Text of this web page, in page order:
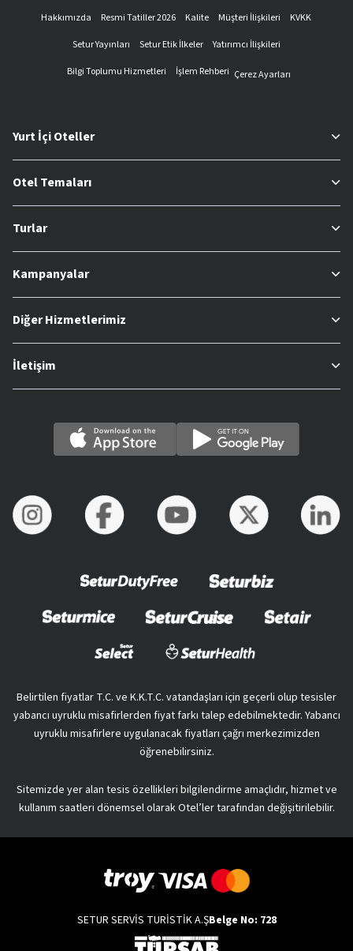
Hakkımızda Resmi Tatiller 2026 Kalite Müşteri İlişkileri
KVKK
Setur Yayınları
Setur Etik İlkeler
Yatırımcı İlişkileri
Bilgi Toplumu Hizmetleri
İşlem Rehberi Çerez Ayarları
Yurt İçi Oteller
Otel Temaları
Turlar
Kampanyalar
Diğer Hizmetlerimiz
İletişim
Belirtilen fiyatlar T.C. ve K.K.T.C. vatandaşları için geçerli olup tesisler
yabancı uyruklu misafirlerden fiyat farkı talep edebilmektedir. Yabancı
uyruklu misafirlere uygulanacak fiyatları çağrı merkezimizden
öğrenebilirsiniz.
Sitemizde yer alan tesis özellikleri bilgilendirme amaçlıdır, hizmet ve
kullanım saatleri dönemsel olarak Otel’ler tarafından değişitirilebilir.
SETUR SERVİS TURİSTİK A.ŞBelge No: 728